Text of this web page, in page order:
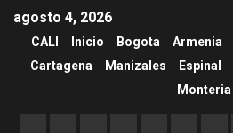
agosto 4, 2026
CALI Inicio Bogota Armenia
Cartagena
Manizales Espinal
Monteria